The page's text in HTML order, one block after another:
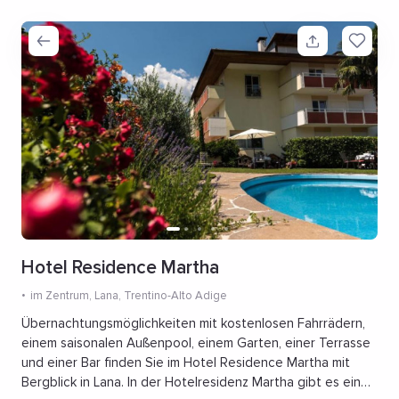
Hotel Residence Martha
im Zentrum, Lana, Trentino-Alto Adige
Übernachtungsmöglichkeiten mit kostenlosen Fahrrädern,
einem saisonalen Außenpool, einem Garten, einer Terrasse
und einer Bar finden Sie im Hotel Residence Martha mit
Bergblick in Lana. In der Hotelresidenz Martha gibt es einen